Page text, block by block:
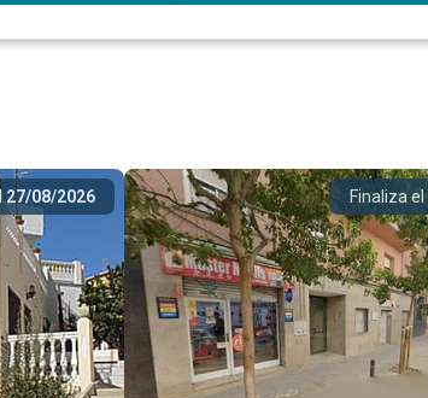
27/08/2026 Finaliza el